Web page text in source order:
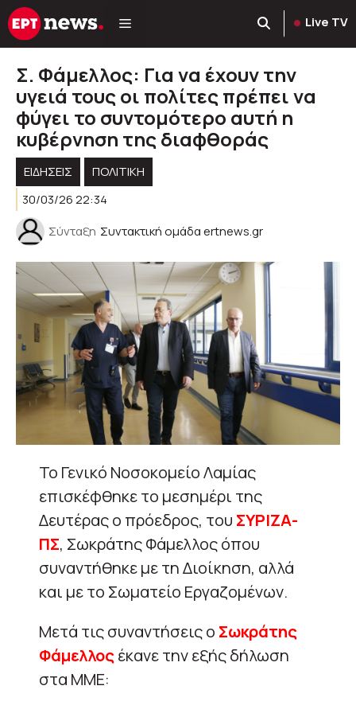
Μετάβαση
σε
Live TV
Σ. Φάμελλος: Για να έχουν την
υγειά τους οι πολίτες πρέπει να
φύγει το συντομότερο αυτή η
κυβέρνηση της διαφθοράς
ΕΙΔΗΣΕΙΣ
ΠΟΛΙΤΙΚΉ
30/03/26 22:34
Σύνταξη Συντακτική ομάδα ertnews.gr
Το Γενικό Νοσοκομείο Λαμίας
επισκέφθηκε το μεσημέρι της
Δευτέρας ο πρόεδρος, του ΣΥΡΙΖΑ-
ΠΣ, Σωκράτης Φάμελλος όπου
συναντήθηκε με τη Διοίκηση, αλλά
και με το Σωματείο Εργαζομένων.
Μετά τις συναντήσεις ο Σωκράτης
Φάμελλοςέκανε την εξής δήλωση
στα ΜΜΕ: